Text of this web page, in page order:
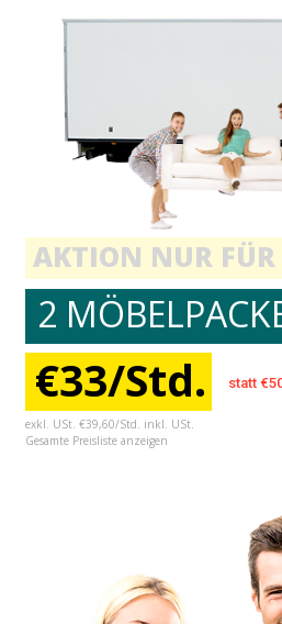
2
statt
€33/Std.
AKTION NUR FÜR
exkl. USt. €39,60/Std. inkl. USt.
Gesamte Preisliste anzeigen